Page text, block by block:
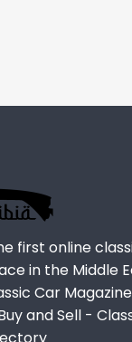
first online
in the Middle
Car
and Sell -